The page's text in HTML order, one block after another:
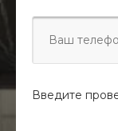
Введите